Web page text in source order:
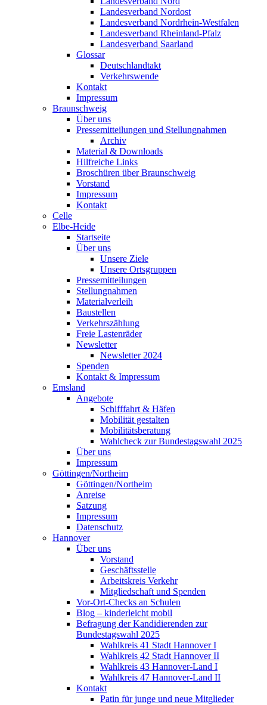
Landesverband Nordost
Landesverband Nordrhein-Westfalen
Landesverband Rheinland-Pfalz
Landesverband Saarland
Glossar
Deutschlandtakt
Verkehrswende
Kontakt
Impressum
Braunschweig
Über uns
Pressemitteilungen und Stellungnahmen
Archiv
Material & Downloads
Hilfreiche Links
Broschüren über Braunschweig
Vorstand
Impressum
Kontakt
Celle
Elbe-Heide
Startseite
Über uns
Unsere Ziele
Unsere Ortsgruppen
Pressemitteilungen
Stellungnahmen
Materialverleih
Baustellen
Verkehrszählung
Freie Lastenräder
Newsletter
Newsletter 2024
Spenden
Kontakt & Impressum
Emsland
Angebote
Schifffahrt & Häfen
Mobilität gestalten
Mobilitätsberatung
Wahlcheck zur Bundestagswahl 2025
Über uns
Impressum
Göttingen/Northeim
Göttingen/Northeim
Anreise
Satzung
Impressum
Datenschutz
Hannover
Über uns
Vorstand
Geschäftsstelle
Arbeitskreis Verkehr
Mitgliedschaft und Spenden
Vor-Ort-Checks an Schulen
Blog – kinderleicht mobil
Befragung der Kandidierenden zur
Bundestagswahl 2025
Wahlkreis 41 Stadt Hannover I
Wahlkreis 42 Stadt Hannover II
Wahlkreis 43 Hannover-Land I
Wahlkreis 47 Hannover-Land II
Kontakt
Patin für junge und neue Mitglieder